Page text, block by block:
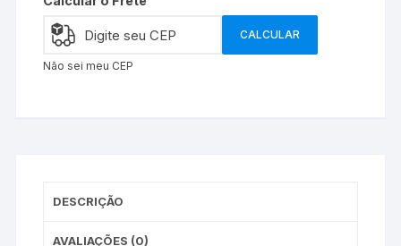
CALCULAR
Não sei meu CEP
DESCRIÇÃO
AVALIAÇÕES (0)